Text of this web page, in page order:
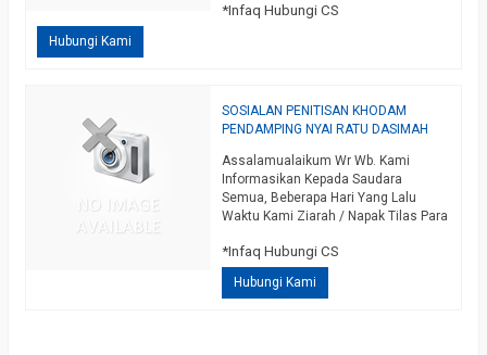
Penitisan Khodam Pendamping,
Pendamping / Khodam Alam. Yang
Dimaksud Khodam Dalam Uraian Ini
Dari Dunia Ghaib Untuk…
selengkapnya
*Infaq Hubungi CS
Hubungi Kami
SOSIALAN PENITISAN KHODAM
PENDAMPING NYAI RATU DASIMAH
Assalamualaikum Wr Wb. Kami
Informasikan Kepada Saudara
Semua, Beberapa Hari Yang Lalu
Waktu Kami Ziarah / Napak Tilas Para
Menitiskan Salah Satu Khodam Yang
Kami Miliki, Yaitu Khodam
Pendamping Yang Bernama Nyai Ratu
*Infaq Hubungi CS
Hubungi Kami